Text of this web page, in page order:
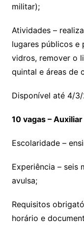
militar);
Atividades –
lugares públicos e
vidros, remover o
quintal e áreas de
Disponível até 4/
10 vagas –
Escolaridade –
Experiência – seis
avulsa;
Requisitos
horário e